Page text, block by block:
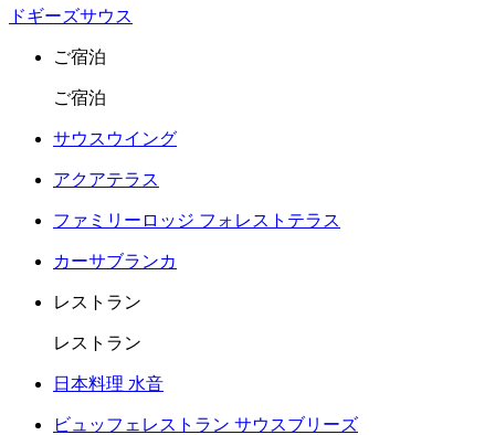
ドギーズサウス
ご宿泊
ご宿泊
サウスウイング
アクアテラス
ファミリーロッジ フォレストテラス
カーサブランカ
レストラン
レストラン
日本料理 水音
ビュッフェレストラン サウスブリーズ